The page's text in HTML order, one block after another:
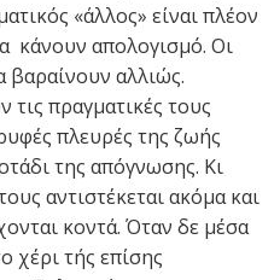
«άλλος» είναι πλέον
κάνουν απολογισμό. Οι
βαραίνουν αλλιώς.
πραγματικές τους
πλευρές της ζωής
της απόγνωσης. Κι
αντιστέκεται ακόμα και
κοντά. Όταν δε μέσα
χέρι τής επίσης